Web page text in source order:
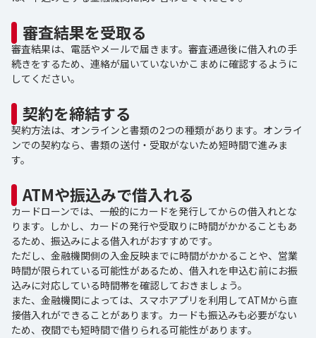
審査結果を受取る
審査結果は、電話やメールで届きます。審査通過後に借入れの手
続きをするため、連絡が届いていないかこまめに確認するように
してください。
契約を締結する
契約方法は、オンラインと書類の2つの種類があります。オンライ
ンでの契約なら、書類の送付・受取がないため短時間で進みま
す。
ATMや振込みで借入れる
カードローンでは、一般的にカードを発行してからの借入れとな
ります。しかし、カードの発行や受取りに時間がかかることもあ
るため、振込みによる借入れがおすすめです。
ただし、金融機関側の入金反映までに時間がかかることや、営業
時間が限られている可能性があるため、借入れを申込む前にお振
込みに対応している時間帯を確認しておきましょう。
また、金融機関によっては、スマホアプリを利用してATMから直
接借入れができることがあります。カードも振込みも必要がない
ため、夜間でも短時間で借りられる可能性があります。